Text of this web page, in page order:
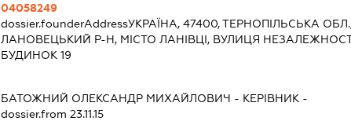
04058249
dossier.founderAddressУКРАЇНА, 47400, ТЕРНОПІЛЬСЬКА
ЛАНОВЕЦЬКИЙ Р-Н, МІСТО ЛАНІВЦІ, ВУЛИЦЯ
БУДИНОК 19
БАТОЖНИЙ ОЛЕКСАНДР МИХАЙЛОВИЧ - КЕРІВНИК -
dossier.from 23.11.15